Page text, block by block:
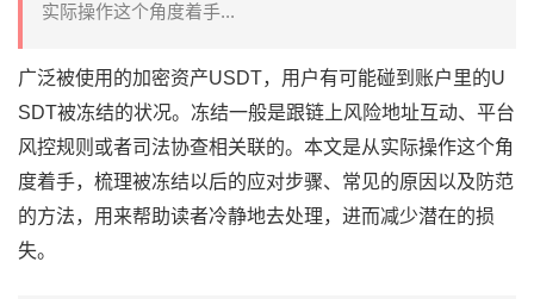
实际操作这个角度着手...
广泛被使用的加密资产USDT，用户有可能碰到账户里的U
SDT被冻结的状况。冻结一般是跟链上风险地址互动、平台
风控规则或者司法协查相关联的。本文是从实际操作这个角
度着手，梳理被冻结以后的应对步骤、常见的原因以及防范
的方法，用来帮助读者冷静地去处理，进而减少潜在的损
失。